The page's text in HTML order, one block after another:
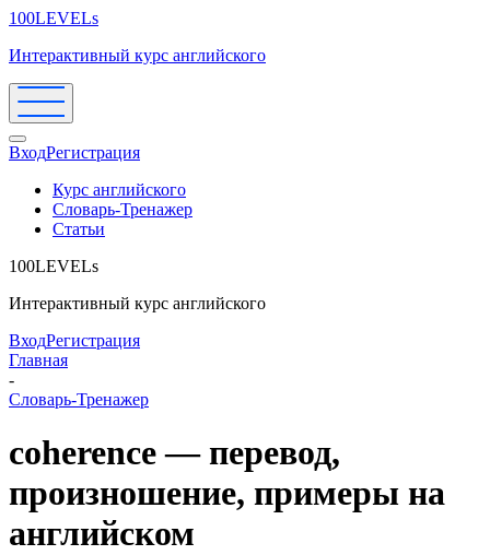
100LEVELs
Интерактивный курс английского
ВходРегистрация
Курс английского
Словарь-Тренажер
Статьи
100LEVELs
Интерактивный курс английского
ВходРегистрация
Главная
-
Словарь-Тренажер
coherence — перевод,
произношение, примеры на
английском